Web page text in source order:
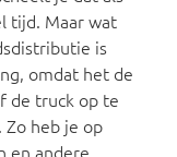
tijd. Maar wat
is
omdat het de
de truck op te
heb je op
en andere